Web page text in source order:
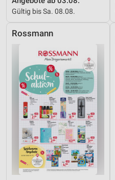
Gültig bis Sa. 08.08.
Rossmann